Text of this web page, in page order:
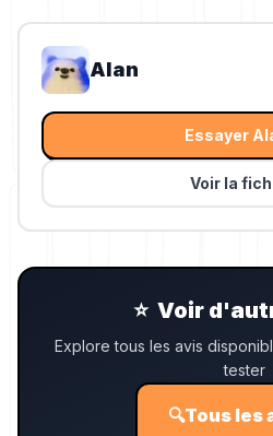
Alan
Essayer
Voir la
⭐ Voir
Explore tous les avis
tester
🔍Tous les